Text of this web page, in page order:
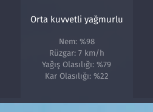
Orta kuvvetli yağmurlu
Nem: %98
Rüzgar: 7 km/h
Yağış Olasılığı: %79
Kar Olasılığı: %22